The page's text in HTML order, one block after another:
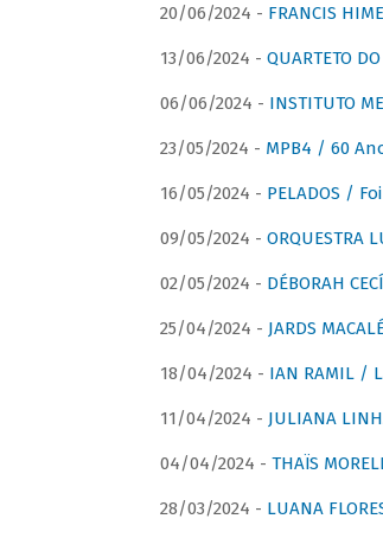
20/06/2024 - FRANCIS
13/06/2024 - QUARTETO
06/06/2024 - INSTITUTO
23/05/2024 - MPB4 / 60
16/05/2024 - PELADOS /
09/05/2024 - ORQUESTRA
02/05/2024 - DÉBORAH
25/04/2024 - JARDS
18/04/2024 - IAN RAMIL /
11/04/2024 - JULIANA
04/04/2024 - THAÏS
28/03/2024 - LUANA